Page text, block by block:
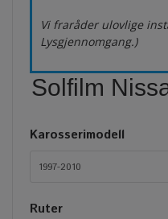
Vi fraråder ulovlige
Lysgjennomgang.)
Solfilm
Karosserimodell
1997-2010
Ruter